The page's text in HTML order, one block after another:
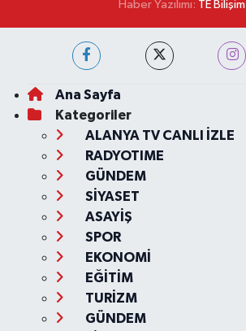
Haber Yazılımı: TE Bilişim
Ana Sayfa
Kategoriler
ALANYA TV CANLI İZLE
RADYOTIME
GÜNDEM
SİYASET
ASAYİŞ
SPOR
EKONOMİ
EĞİTİM
TURİZM
GÜNDEM